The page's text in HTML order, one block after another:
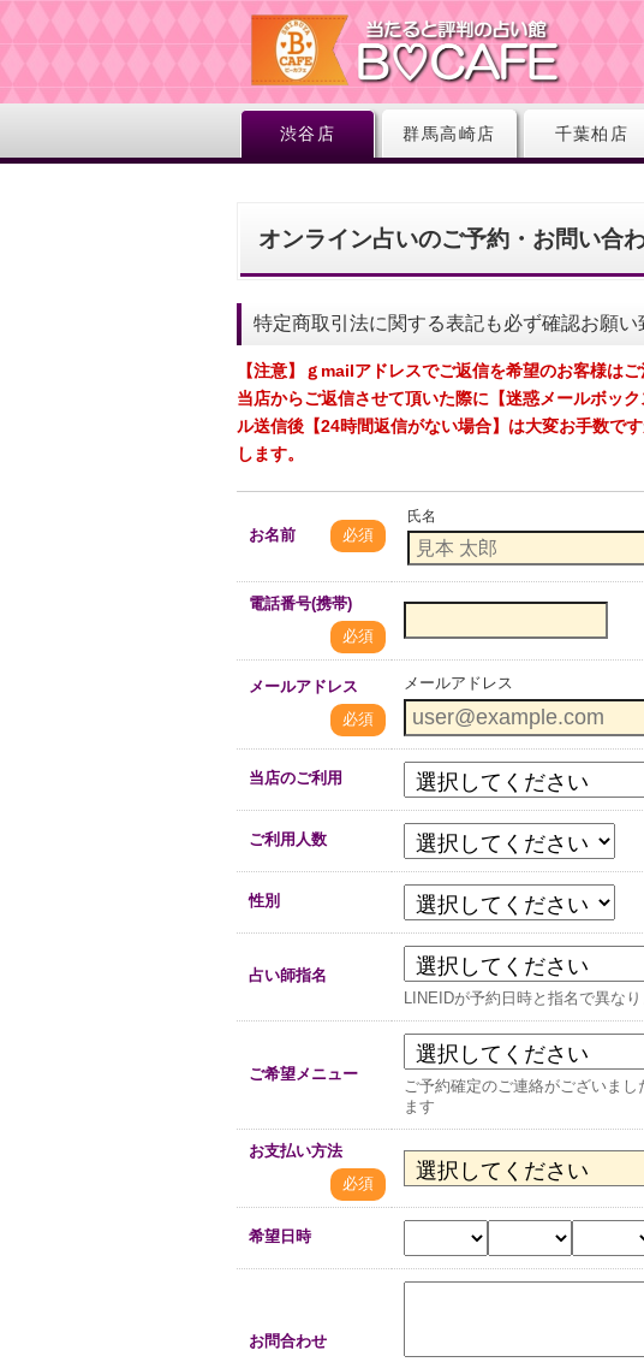
渋谷店 群馬高崎店 千葉柏店
オンライン占いのご予約・お問い合
特定商取引法に関する表記も必ず確認お願い
【注意】ｇmailアドレスでご返信を希望のお客様は
当店からご返信させて頂いた際に【迷惑メールボッ
ル送信後【24時間返信がない場合】は大変お手数で
します。
お名前 必須
氏名
電話番号(携帯)
必須
メールアドレス
必須
メールアドレス
当店のご利用
ご利用人数
性別
占い師指名
LINEIDが予約日時と指名で異な
ご希望メニュー
ご予約確定のご連絡がございま
ます
お支払い方法
必須
希望日時
お問合わせ